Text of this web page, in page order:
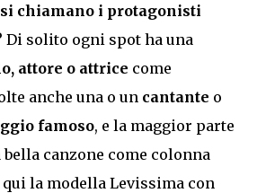
chiamano i protagonisti
Di solito ogni spot ha una
attore o attrice come
anche una o un cantante o
famoso, e la maggior parte
canzone come colonna
qui la modella Levissima con